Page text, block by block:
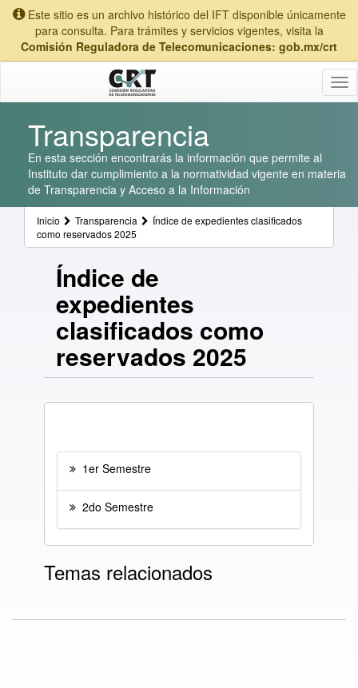
Este sitio es un archivo histórico del IFT disponible únicamente
para consulta. Para trámites y servicios vigentes, visita la
Comisión Reguladora de Telecomunicaciones: gob.mx/crt
Transparencia
En esta sección encontrarás la información que permite al
Instituto dar cumplimiento a la normatividad vigente en materia
de Transparencia y Acceso a la Información
Inicio Transparencia
Índice de expedientes clasificados
como reservados 2025
Índice de
expedientes
clasificados como
reservados 2025
1er Semestre
2do Semestre
Temas relacionados